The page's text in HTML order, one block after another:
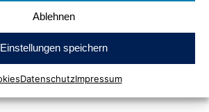
Ablehnen
Einstellungen speichern
DatenschutzImpressum